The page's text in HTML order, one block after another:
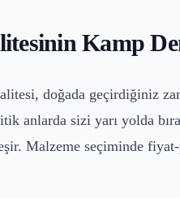
Kamp
doğada geçirdiğiniz
anlarda sizi yarı yolda
Malzeme seçiminde